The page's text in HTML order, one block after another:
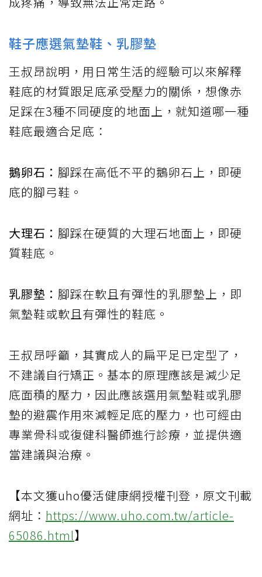
鞋子應選氣墊鞋、乳膠墊
王叔昂說明，用日常生活的經驗可以來解釋
鞋底的材質跟足底承受壓力的關係，想像赤
足踩在3種不同硬度的地面上，就知道哪一種
鞋底最適合足底：
鵝卵石： 腳踩在高低不平的鵝卵石上，即硬
底的腳弓鞋。
大理石： 腳踩在硬質的大理石地面上，即硬
質鞋底。
乳膠墊： 腳踩在軟且有彈性的乳膠墊上，即
氣墊鞋或軟且有彈性的鞋底。
王叔昂呼籲，其實成人的扁平足已定型了，
不建議自行矯正。基本的原理應該是減少足
底面積的壓力，因此應該選用氣墊鞋或乳膠
墊的避震作用來減輕足底的壓力，也可經由
專業骨科或復健科醫師進行診療，並提供適
當建議與治療。
【本文獲uho優活健康網授權刊登，原文刊載
網址： https://www.uho.com.tw/article-
65086.html】